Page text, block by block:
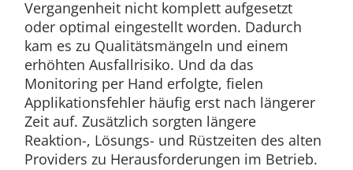
Vergangenheit nicht komplett aufgesetzt
oder optimal eingestellt worden. Dadurch
kam es zu Qualitätsmängeln und einem
erhöhten Ausfallrisiko. Und da das
Monitoring per Hand erfolgte, fielen
Applikationsfehler häufig erst nach längerer
Zeit auf. Zusätzlich sorgten längere
Reaktion-, Lösungs- und Rüstzeiten des alten
Providers zu Herausforderungen im Betrieb.